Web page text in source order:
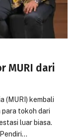
MURI dari
(MURI) kembali
tokoh dari
luar biasa.